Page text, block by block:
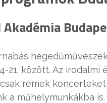
21. között. Az
remek
a műhelymunkákba is.